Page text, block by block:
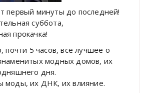
первый минуты до последней!
суббота,
прокачка!
почти 5 часов, всё лучшее о
модных домов, их
дня.
моды, их ДНК, их влияние.